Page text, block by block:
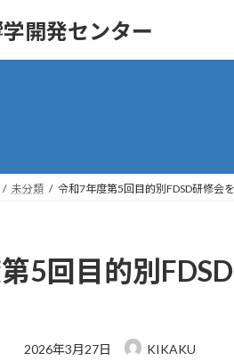
開発センター
未分類 令和7年度第5回目的別FDSD研修会
5回目的別
最
2026年3月27日 KIKAKU